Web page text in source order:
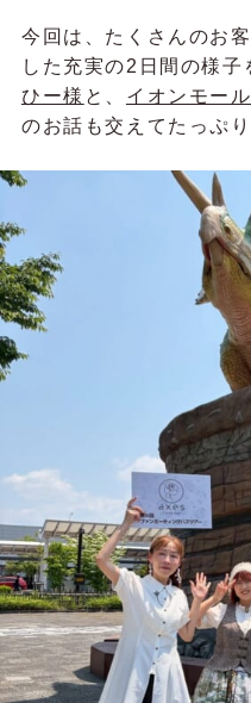
今回は、たくさんのお
した充実の2日間の様子
ひー様 と、 イオンモー
のお話も交えてたっぷり